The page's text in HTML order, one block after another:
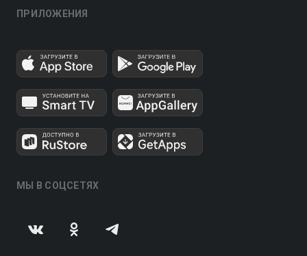
ПРИЛОЖЕНИЯ
МЫ В СОЦСЕТЯХ